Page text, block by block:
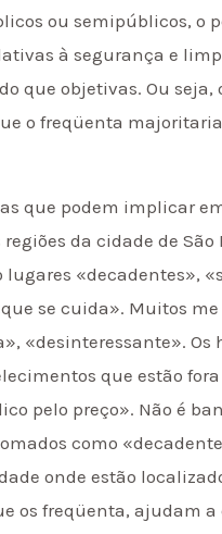
ou semipúblicos,
à segurança e
que objetivas. Ou
o freqüenta
que podem implicar
da cidade de
«decadentes»,
se cuida». Muitos
«desinteressante».
que estão
pelo preço». Não é
como
onde estão
os freqüenta, ajudam